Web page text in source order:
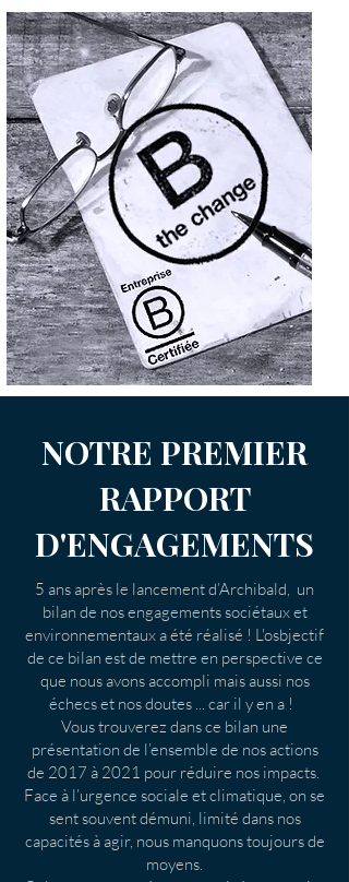
NOTRE PREMIER
RAPPORT
D'ENGAGEMENTS
5 ans après le lancement d’Archibald, un
bilan de nos engagements sociétaux et
environnementaux a été réalisé ! L'osbjectif
de ce bilan est de mettre en perspective ce
que nous avons accompli mais aussi nos
échecs et nos doutes ... car il y en a !
Vous trouverez dans ce bilan une
présentation de l’ensemble de nos actions
de 2017 à 2021 pour réduire nos impacts.
Face à l’urgence sociale et climatique, on se
sent souvent démuni, limité dans nos
capacités à agir, nous manquons toujours de
moyens.